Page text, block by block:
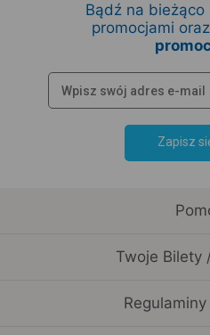
Bądź na
promocjami
Zapisz
Twoje Bilety